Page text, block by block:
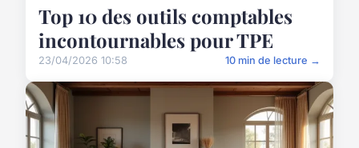
Top 10 des outils comptables
incontournables pour TPE
23/04/2026 10:58 10 min de lecture →